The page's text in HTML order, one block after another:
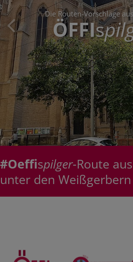
Die Routen-Vorschläge
ÖFFIs
#Oeffispilger-Route
unter den Weißgerbern